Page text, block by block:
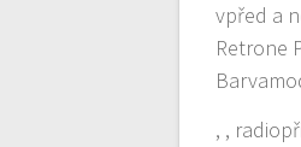
vpřed a
Retrone
, ,